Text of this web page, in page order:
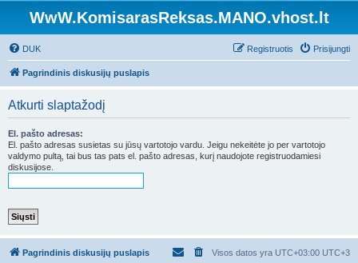
WwW.KomisarasReksas.MANO.vhost.lt
DUK Prisijungti
Registruotis
Pagrindinis diskusijų puslapis
Atkurti slaptažodį
El. pašto adresas:
El. pašto adresas susietas su jūsų vartotojo vardu. Jeigu nekeitėte jo per vartotojo
valdymo pultą, tai bus tas pats el. pašto adresas, kurį naudojote registruodamiesi
diskusijose.
Pagrindinis diskusijų puslapis Visos datos yra UTC+03:00 UTC+3